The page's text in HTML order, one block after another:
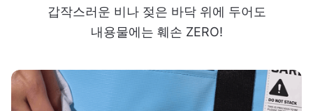
갑작스러운 비나 젖은 바닥 위에 두어도
내용물에는 훼손 ZERO!